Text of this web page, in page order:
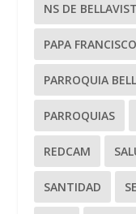
NS DE
PAPA FRANCISCO
PARROQUIA
PARROQUIAS
REDCAM
SANTIDAD